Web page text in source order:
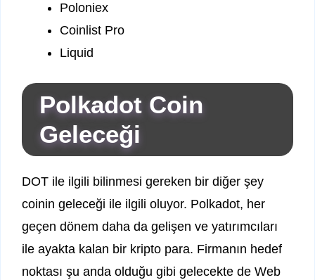
Poloniex
Coinlist Pro
Liquid
Polkadot Coin
Geleceği
DOT ile ilgili bilinmesi gereken bir diğer şey
coinin geleceği ile ilgili oluyor. Polkadot, her
geçen dönem daha da gelişen ve yatırımcıları
ile ayakta kalan bir kripto para. Firmanın hedef
noktası şu anda olduğu gibi gelecekte de Web